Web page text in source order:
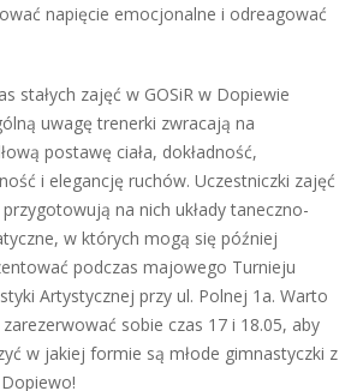
napięcie emocjonalne i odreagować
stałych zajęć w GOSiR w Dopiewie
uwagę trenerki zwracają na
postawę ciała, dokładność,
i elegancję ruchów. Uczestniczki zajęć
na nich układy taneczno-
w których mogą się później
podczas majowego Turnieju
Artystycznej przy ul. Polnej 1a. Warto
sobie czas 17 i 18.05, aby
w jakiej formie są młode gimnastyczki z